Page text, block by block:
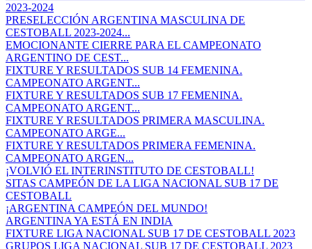
2023-2024
PRESELECCIÓN ARGENTINA MASCULINA DE
CESTOBALL 2023-2024...
EMOCIONANTE CIERRE PARA EL CAMPEONATO
ARGENTINO DE CEST...
FIXTURE Y RESULTADOS SUB 14 FEMENINA.
CAMPEONATO ARGENT...
FIXTURE Y RESULTADOS SUB 17 FEMENINA.
CAMPEONATO ARGENT...
FIXTURE Y RESULTADOS PRIMERA MASCULINA.
CAMPEONATO ARGE...
FIXTURE Y RESULTADOS PRIMERA FEMENINA.
CAMPEONATO ARGEN...
¡VOLVIÓ EL INTERINSTITUTO DE CESTOBALL!
SITAS CAMPEÓN DE LA LIGA NACIONAL SUB 17 DE
CESTOBALL
¡ARGENTINA CAMPEÓN DEL MUNDO!
ARGENTINA YA ESTÁ EN INDIA
FIXTURE LIGA NACIONAL SUB 17 DE CESTOBALL 2023
GRUPOS LIGA NACIONAL SUB 17 DE CESTOBALL 2023